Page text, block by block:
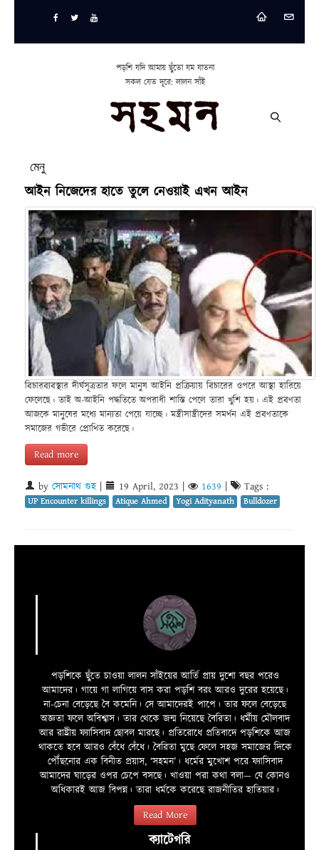
পড়শি যদি আমায় ছুঁতো যম যাতনা
সকল যেত দূরে: লালন সাঁই
মেনু
আইন নিজেদের হাতে তুলে নেওয়াই এখন আইন
বিচারব্যবস্থার দীর্ঘসূত্রতার ফলে মানুষ আইনি প্রক্রিয়ায় বিচারের ওপরে আস্থা হারিয়ে
ফেলেছে। তাই অ-আইনি পদ্ধতিতে অপরাধী শাস্তি পেলে তারা খুশি হয়। এই প্রবণতা
আজকে মানুষের মধ্যে মান্যতা পেয়ে যাচ্ছে। মন্ত্রীসান্ত্রীদের সমর্থন এই প্রবণতাকে
সমাজের গভীরে প্রোথিত করেছে।
Read more
by সোমনাথ গুহ| 19 April, 2023 1639 Tags :
UP Encounter killings Atique Ahmed Yogi Adityanath Bulldozer
পড়শিকে ছুঁতে চাওয়া লালন সাঁইয়ের আর্তি প্রায় দুশো বছর পরেও
আমাদের। গায়ে গা লাগিয়ে বাস করা পড়শি বরং আরও দুরের হয়েছে।
না-চেনা বেড়েছে বৈ কমেনি। সে আমাদেরই পাপে। তার ফলে বেড়েছে
অজ্ঞতা ফলে অবিশ্বাস। তার থেকে জন্ম নিয়েছে বৈরিতা। ধর্মীয় মৌলবাদ
আর রাষ্ট্রীয় ফ্যাসিবাদ ছোবল মারছে। প্রতিরোধে প্রতিবাদে পড়শিকে আজ
থাকতে হবে আরও বেঁধে বেঁধে। বৈরিতা মুছে ফেলে সহজ সমাজের দিকে
পৌঁছনোর এক বিনীত প্রয়াস, ‘সহমন’। ধর্মের মুখোশ পরে ফ্যাসিবাদ
আমাদের ঘাড়ের ওপর চেপে বসছে। খাওয়া পরা কথা বলা—­­ যে কোনও
অধিকারই আজ বিপন্ন। তারা ধর্মকে করেছে রাজনীতির হাতিয়ার।
Read More
ক্যাটেগরি